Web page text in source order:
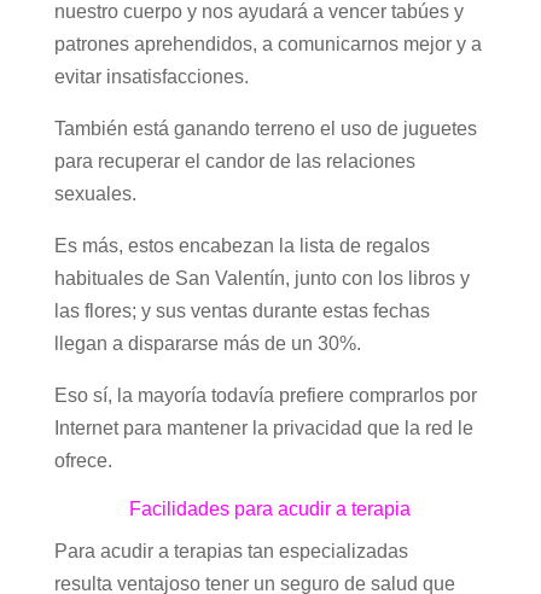
nuestro cuerpo y nos ayudará a vencer tabúes y
patrones aprehendidos, a comunicarnos mejor y a
evitar insatisfacciones.
También está ganando terreno el uso de juguetes
para recuperar el candor de las relaciones
sexuales.
Es más, estos encabezan la lista de regalos
habituales de San Valentín, junto con los libros y
las flores; y sus ventas durante estas fechas
llegan a dispararse más de un 30%.
Eso sí, la mayoría todavía prefiere comprarlos por
Internet para mantener la privacidad que la red le
ofrece.
Facilidades para acudir a terapia
Para acudir a terapias tan especializadas
resulta ventajoso tener un seguro de salud que